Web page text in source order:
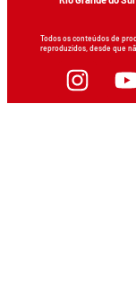
Todos os conteúdos de
reproduzidos, desde que